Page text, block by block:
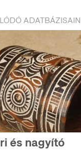
ADATBÁZISAINK
és nagyító